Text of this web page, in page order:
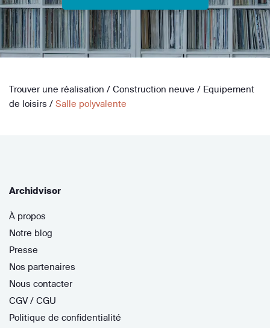
Trouver une réalisation / Construction neuve / Equipement
de loisirs / Salle polyvalente
Archidvisor
À propos
Notre blog
Presse
Nos partenaires
Nous contacter
CGV / CGU
Politique de confidentialité